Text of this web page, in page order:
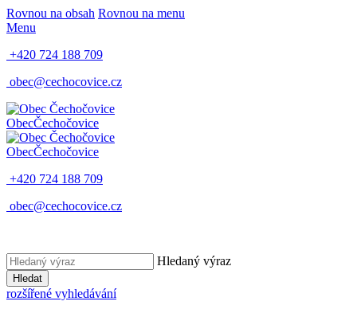
Rovnou na obsah Rovnou na menu
Menu
+420 724 188 709
obec@cechocovice.cz
ObecČechočovice
ObecČechočovice
+420 724 188 709
obec@cechocovice.cz
Hledaný výraz
Hledat
rozšířené vyhledávání